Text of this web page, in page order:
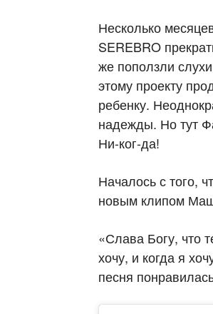
Несколько
SEREBRO
же поползли
этому проекту
ребенку.
надежды. Но тут
Ни-ког-да!
Началось с того,
новым клипом
«Слава Богу, что
хочу, и когда я
песня